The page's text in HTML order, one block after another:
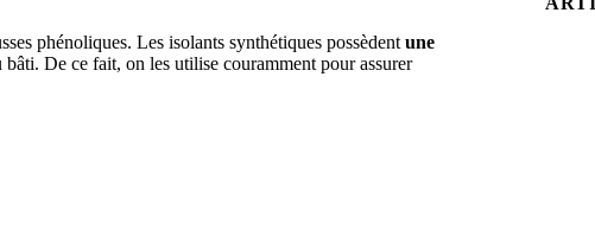
phénoliques. Les isolants synthétiques possèdent une
De ce fait, on les utilise couramment pour assurer